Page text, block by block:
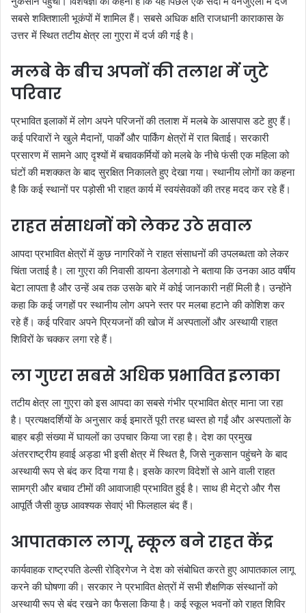
सबसे शक्तिशाली भूकंपों में शामिल हैं। सबसे अधिक क्षति राजधानी काराकास के
उत्तर में स्थित तटीय क्षेत्र ला गुएरा में दर्ज की गई है।
मलबे के बीच अपनों की तलाश में जुटे
परिवार
प्रभावित इलाकों में लोग अपने परिजनों की तलाश में मलबे के आसपास डटे हुए हैं।
कई परिवारों ने खुले मैदानों, पार्कों और पार्किंग क्षेत्रों में रात बिताई। सरकारी
प्रसारण में सामने आए दृश्यों में बचावकर्मियों को मलबे के नीचे फंसी एक महिला को
घंटों की मशक्कत के बाद सुरक्षित निकालते हुए देखा गया। स्थानीय लोगों का कहना
है कि कई स्थानों पर पड़ोसी भी राहत कार्य में स्वयंसेवकों की तरह मदद कर रहे हैं।
राहत संसाधनों को लेकर उठे सवाल
आपदा प्रभावित क्षेत्रों में कुछ नागरिकों ने राहत संसाधनों की उपलब्धता को लेकर
चिंता जताई है। ला गुएरा की निवासी डायना डेलगाडो ने बताया कि उनका आठ वर्षीय
बेटा लापता है और उन्हें अब तक उसके बारे में कोई जानकारी नहीं मिली है। उन्होंने
कहा कि कई जगहों पर स्थानीय लोग अपने स्तर पर मलबा हटाने की कोशिश कर
रहे हैं। कई परिवार अपने प्रियजनों की खोज में अस्पतालों और अस्थायी राहत
शिविरों के चक्कर लगा रहे हैं।
ला गुएरा सबसे अधिक प्रभावित इलाका
तटीय क्षेत्र ला गुएरा को इस आपदा का सबसे गंभीर प्रभावित क्षेत्र माना जा रहा
है। प्रत्यक्षदर्शियों के अनुसार कई इमारतें पूरी तरह ध्वस्त हो गईं और अस्पतालों के
बाहर बड़ी संख्या में घायलों का उपचार किया जा रहा है। देश का प्रमुख
अंतरराष्ट्रीय हवाई अड्डा भी इसी क्षेत्र में स्थित है, जिसे नुकसान पहुंचने के बाद
अस्थायी रूप से बंद कर दिया गया है। इसके कारण विदेशों से आने वाली राहत
सामग्री और बचाव टीमों की आवाजाही प्रभावित हुई है। साथ ही मेट्रो और गैस
आपूर्ति जैसी कुछ आवश्यक सेवाएं भी फिलहाल बंद हैं।
आपातकाल लागू, स्कूल बने राहत केंद्र
कार्यवाहक राष्ट्रपति डेल्सी रोड्रिगेज ने देश को संबोधित करते हुए आपातकाल लागू
करने की घोषणा की। सरकार ने प्रभावित क्षेत्रों में सभी शैक्षणिक संस्थानों को
अस्थायी रूप से बंद रखने का फैसला किया है। कई स्कूल भवनों को राहत शिविर